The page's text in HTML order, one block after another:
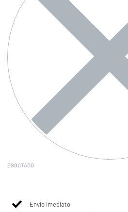
ESGOTADO
Envio Imediato